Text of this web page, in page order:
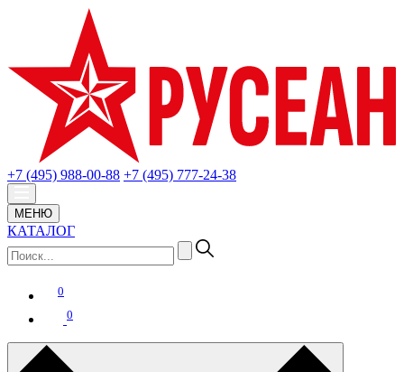
+7 (495) 988-00-88 +7 (495) 777-24-38
МЕНЮ
КАТАЛОГ
0
0